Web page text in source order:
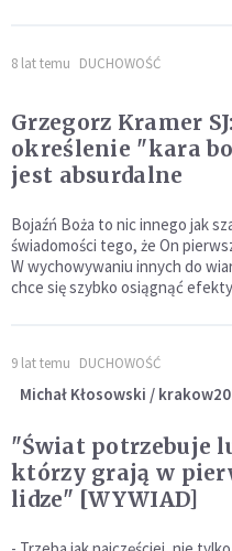
8 lat temu DUCHOWOŚĆ
Grzegorz Kramer SJ:
określenie "kara
jest absurdalne
Bojaźń Boża to nic innego jak
świadomości tego, że On
W wychowywaniu innych do
chce się szybko osiągnąć
9 lat temu DUCHOWOŚĆ
Michał Kłosowski /
"Świat potrzebuje
którzy grają w
lidze" [WYWIAD]